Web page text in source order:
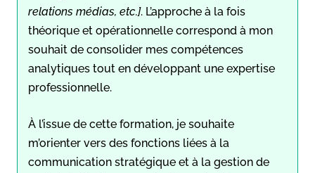
relations médias, etc.]. L’approche à la fois
théorique et opérationnelle correspond à mon
souhait de consolider mes compétences
analytiques tout en développant une expertise
professionnelle.
À l’issue de cette formation, je souhaite
m’orienter vers des fonctions liées à la
communication stratégique et à la gestion de